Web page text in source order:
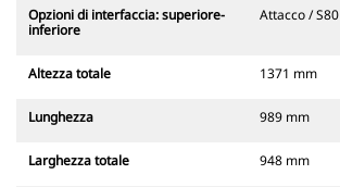
Opzioni di interfaccia: superiore-
inferiore
Attacco / S80
Altezza totale 1371 mm
Lunghezza 989 mm
Larghezza totale 948 mm